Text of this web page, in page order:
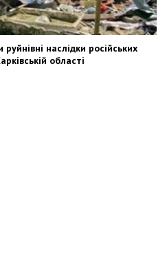
наслідки російських
області